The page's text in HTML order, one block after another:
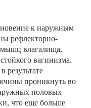
к на­ружным
рефлекторно-
влагалища,
вагинизма.
результате
проникнуть во
половых
что еще больше